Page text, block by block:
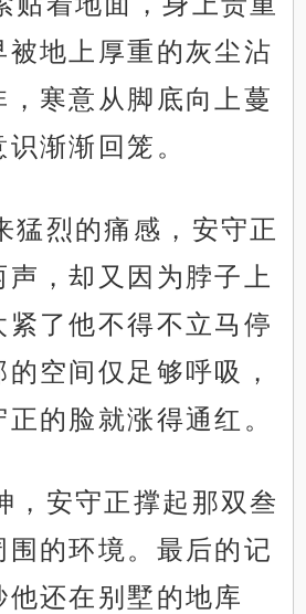
被地上厚重的灰尘沾
，寒意从脚底向上蔓
渐渐回笼。
猛烈的痛感，安守正
，却又因为脖子上
紧了他不得不立马停
空间仅足够呼吸，
的脸就涨得通红。
，安守正撑起那双叁
的环境。最后的记
还在别墅的地库